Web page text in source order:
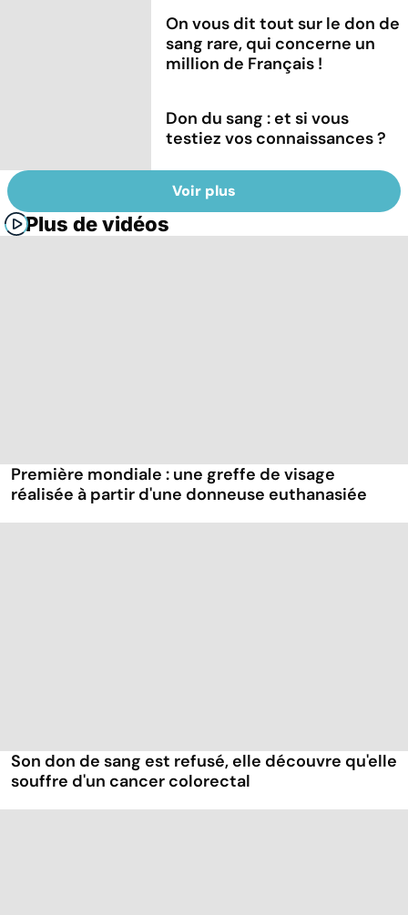
On vous dit tout sur le don de
sang rare, qui concerne un
million de Français !
Don du sang : et si vous
testiez vos connaissances ?
Voir plus
Plus de vidéos
Première mondiale : une greffe de visage
réalisée à partir d'une donneuse euthanasiée
Son don de sang est refusé, elle découvre qu'elle
souffre d'un cancer colorectal